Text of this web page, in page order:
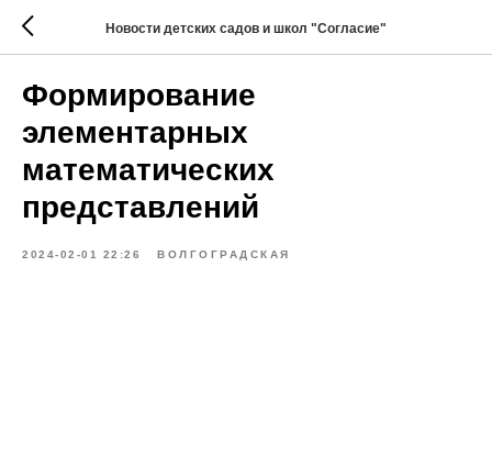
Новости детских садов и школ "Согласие"
Формирование
элементарных
математических
представлений
2024-02-01 22:26 ВОЛГОГРАДСКАЯ